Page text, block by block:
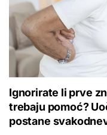
Ignorirate li prve
trebaju pomoć?
postane